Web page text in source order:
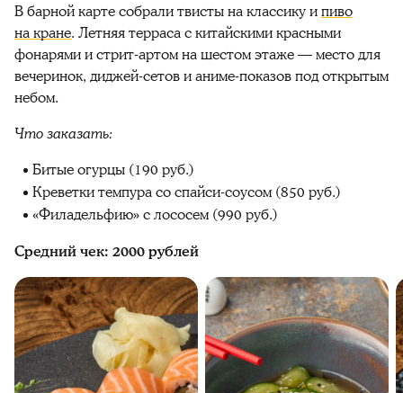
В барной карте собрали твисты на классику ипиво
на кране. Летняя терраса с китайскими красными
фонарями и стрит-артом на шестом этаже — место для
вечеринок, диджей-сетов и аниме-показов под открытым
небом.
Что заказать:
Битые огурцы (190 руб.)
Креветки темпура со спайси-соусом (850 руб.)
«Филадельфию» с лососем (990 руб.)
Средний чек: 2000 рублей